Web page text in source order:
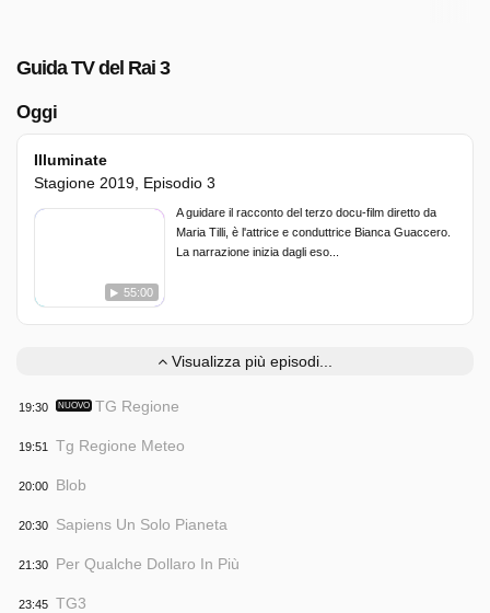
Guida TV del Rai 3
Oggi
Illuminate
Stagione 2019, Episodio 3
55:00
A guidare il racconto del terzo docu-film diretto da
Maria Tilli, è l'attrice e conduttrice Bianca Guaccero.
La narrazione inizia dagli eso...
Visualizza più episodi...
19:30 NUOVO TG Regione
19:51 Tg Regione Meteo
20:00 Blob
20:30 Sapiens Un Solo Pianeta
21:30 Per Qualche Dollaro In Più
23:45 TG3